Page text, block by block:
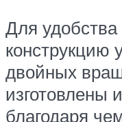
Для
конструкцию
двойных
изготовлены
благодаря